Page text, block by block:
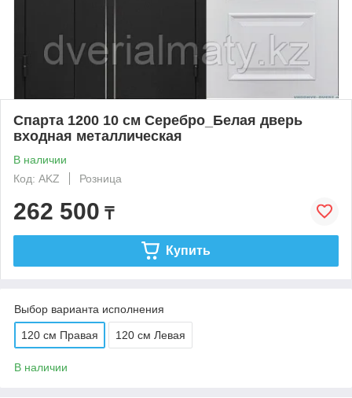
Спарта 1200 10 см Серебро_Белая дверь
входная металлическая
В наличии
Код: AKZ
Розница
262 500 ₸
Купить
Выбор варианта исполнения
120 см Правая 120 см Левая
В наличии